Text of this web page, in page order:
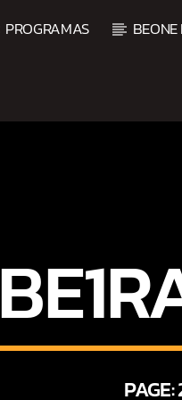
PROGRAMAS
PAGE: